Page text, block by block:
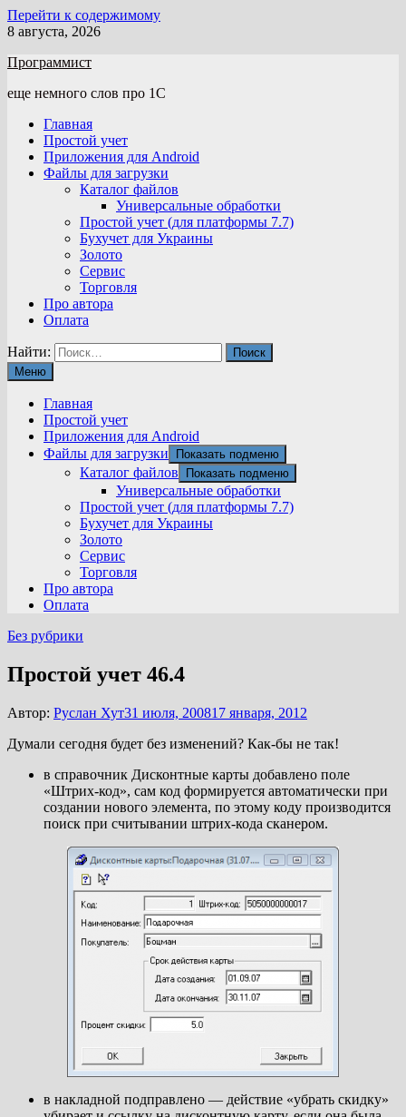
Перейти к содержимому
8 августа, 2026
Программист
еще немного слов про 1С
Главная
Простой учет
Приложения для Android
Файлы для загрузки
Каталог файлов
Универсальные обработки
Простой учет (для платформы 7.7)
Бухучет для Украины
Золото
Сервис
Торговля
Про автора
Оплата
Найти:
Меню
Главная
Простой учет
Приложения для Android
Файлы для загрузки
Показать подменю
Каталог файлов Показать подменю
Универсальные обработки
Простой учет (для платформы 7.7)
Бухучет для Украины
Золото
Сервис
Торговля
Про автора
Оплата
Без рубрики
Простой учет 46.4
Автор: Руслан Хут31 июля, 200817 января, 2012
Думали сегодня будет без изменений? Как-бы не так!
в справочник Дисконтные карты добавлено поле
«Штрих-код», сам код формируется автоматически при
создании нового элемента, по этому коду производится
поиск при считывании штрих-кода сканером.
в накладной подправлено — действие «убрать скидку»